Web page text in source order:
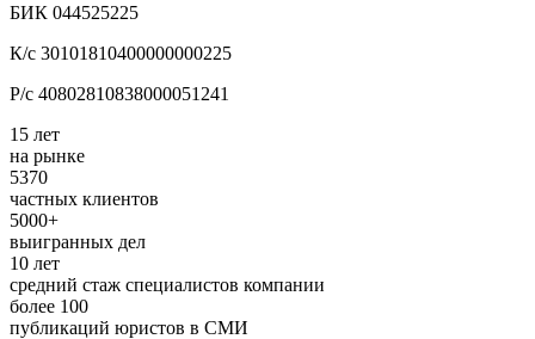
БИК 044525225
К/с 30101810400000000225
Р/с 40802810838000051241
15 лет
на рынке
5370
частных клиентов
5000+
выигранных дел
10 лет
средний стаж специалистов компании
более 100
публикаций юристов в СМИ